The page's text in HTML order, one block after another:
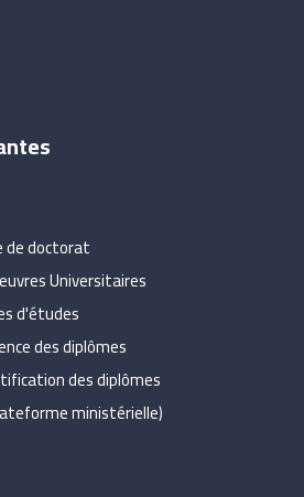
doctorat
Universitaires
d'études
des diplômes
des diplômes
ministérielle)